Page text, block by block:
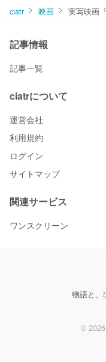
ciatr 映画 実写映画
記事情報
記事一覧
ciatrについて
運営会社
利用規約
ログイン
サイトマップ
関連サービス
ワンスクリーン
物語と、
©